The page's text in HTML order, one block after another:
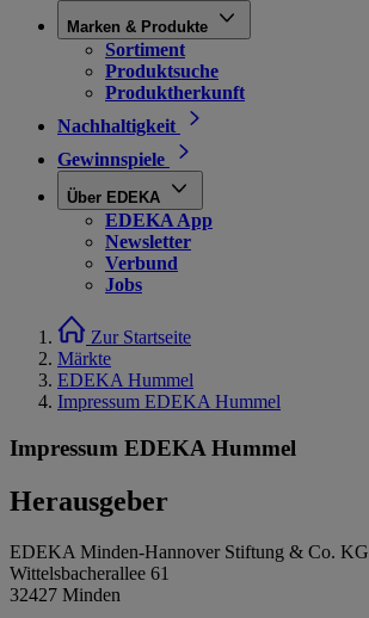
Marken & Produkte
Sortiment
Produktsuche
Produktherkunft
Nachhaltigkeit
Gewinnspiele
Über EDEKA
EDEKA App
Newsletter
Verbund
Jobs
Zur Startseite
Märkte
EDEKA Hummel
Impressum EDEKA Hummel
Impressum EDEKA Hummel
Herausgeber
EDEKA Minden-Hannover Stiftung & Co. KG
Wittelsbacherallee 61
32427 Minden